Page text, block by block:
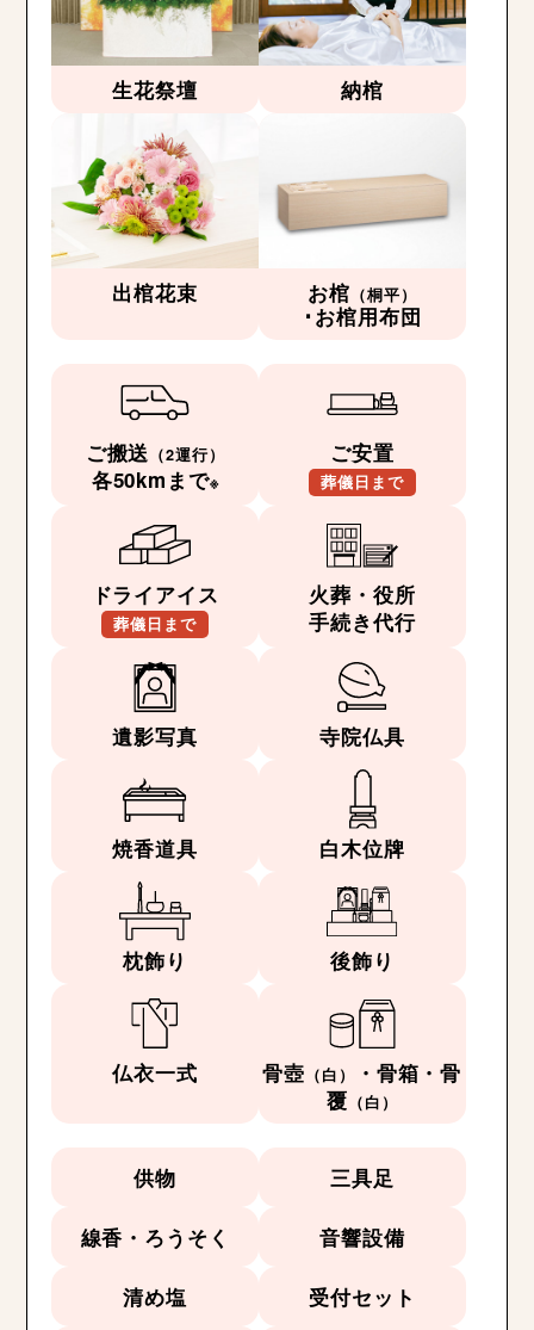
生花祭壇 納棺
出棺花束 お棺 （桐平）
･お棺用布団
ご搬送 （2運行）
各50kmまで※
ご安置
葬儀日まで
ドライアイス
葬儀日まで
火葬・役所
手続き代行
遺影写真 寺院仏具
焼香道具 白木位牌
枕飾り 後飾り
仏衣一式 骨壺 （白）
・骨箱・骨
覆 （白）
供物 三具足
線香・ろうそく 音響設備
清め塩 受付セット